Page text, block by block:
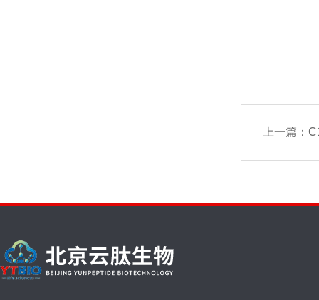
上一篇：